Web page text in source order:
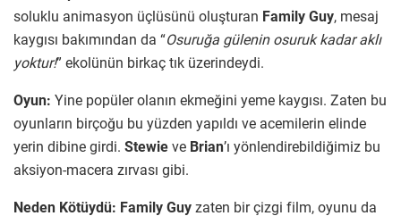
soluklu animasyon üçlüsünü oluşturan Family Guy, mesaj
kaygısı bakımından da “Osuruğa gülenin osuruk kadar aklı
yoktur!” ekolünün birkaç tık üzerindeydi.
Oyun: Yine popüler olanın ekmeğini yeme kaygısı. Zaten bu
oyunların birçoğu bu yüzden yapıldı ve acemilerin elinde
yerin dibine girdi. Stewie ve Brian’ı yönlendirebildiğimiz bu
aksiyon-macera zırvası gibi.
Neden Kötüydü: Family Guy zaten bir çizgi film, oyunu da